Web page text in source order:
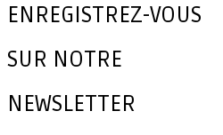
ENREGISTREZ-VOUS
SUR NOTRE
NEWSLETTER